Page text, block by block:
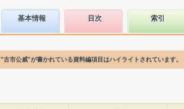
基本情報 目次 索引
"古市公威"が書かれている資料編項目はハイライトされています。